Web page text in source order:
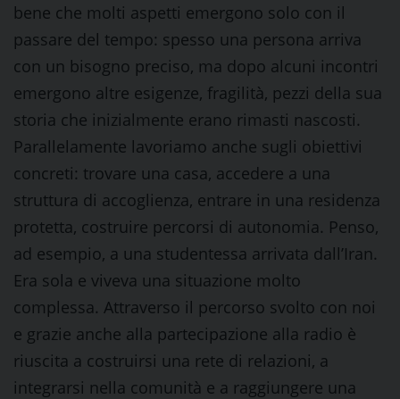
bene che molti aspetti emergono solo con il
passare del tempo: spesso una persona arriva
con un bisogno preciso, ma dopo alcuni incontri
emergono altre esigenze, fragilità, pezzi della sua
storia che inizialmente erano rimasti nascosti.
Parallelamente lavoriamo anche sugli obiettivi
concreti: trovare una casa, accedere a una
struttura di accoglienza, entrare in una residenza
protetta, costruire percorsi di autonomia. Penso,
ad esempio, a una studentessa arrivata dall’Iran.
Era sola e viveva una situazione molto
complessa. Attraverso il percorso svolto con noi
e grazie anche alla partecipazione alla radio è
riuscita a costruirsi una rete di relazioni, a
integrarsi nella comunità e a raggiungere una